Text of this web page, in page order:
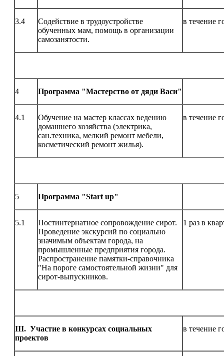
3.4
Содействие в трудоустройстве
обученных мам, помощь в организации
самозанятости.
в течение
4 Программа "Мастерство от дяди Васи"
4.1
Обучение на мастер классах ведению
домашнего хозяйства (электрика,
сан.техника, мелкий ремонт мебели,
косметический ремонт жилья).
в течение
5 Программа "Start up"
5.1
Постинтернатное сопровождение сирот.
Проведение экскурсий по социально
значимым объектам города, на
промышленные предприятия города.
Распространение памятки-справочника
"На пороге самостоятельной жизни" для
сирот-выпускников.
1 раз в
III. Участие в конкурсах социальных
проектов
в течение